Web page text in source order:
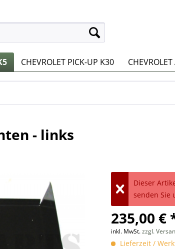
CHEVROLET PICK-UP K30
- links
Dieser
senden Sie
235,00 €
inkl. MwSt.zzgl.
Lieferzeit /